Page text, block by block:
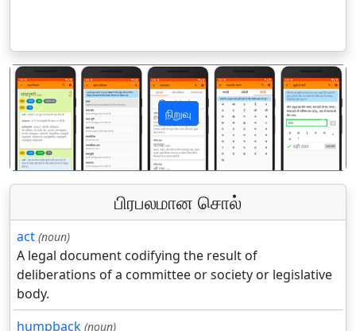
நிறுவு
पिछला अगला
பிரபலமான சொல்
act (noun)
A legal document codifying the result of
deliberations of a committee or society or legislative
body.
humpback (noun)